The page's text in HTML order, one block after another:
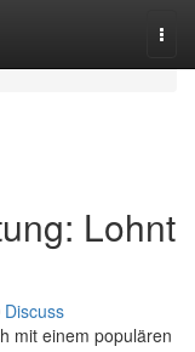
Lohnt
Discuss
mit einem populären